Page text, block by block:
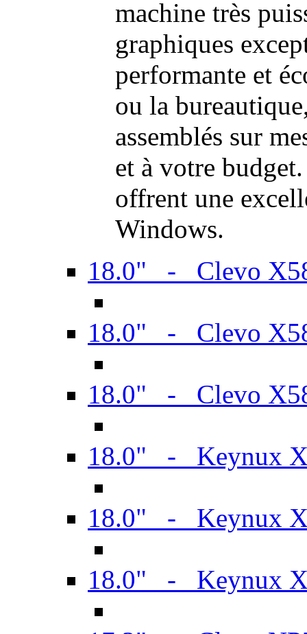
machine très
graphiques
performante et
ou la
assemblés sur
et à votre
offrent une
Windows.
18.0" - Clevo
18.0" - Clevo
18.0" - Clevo
18.0" - Keynux
18.0" - Keynux
18.0" - Keynux